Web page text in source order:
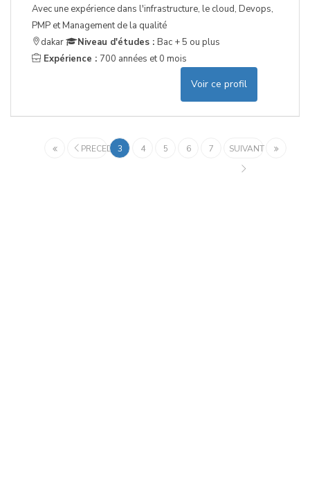
Avec une expérience dans l'infrastructure, le cloud, Devops,
PMP et Management de la qualité
dakar
Niveau d'études : Bac + 5 ou plus
Expérience : 700 années et 0 mois
Voir ce profil
PRECEDENT
3 4 5 6 7 SUIVANT